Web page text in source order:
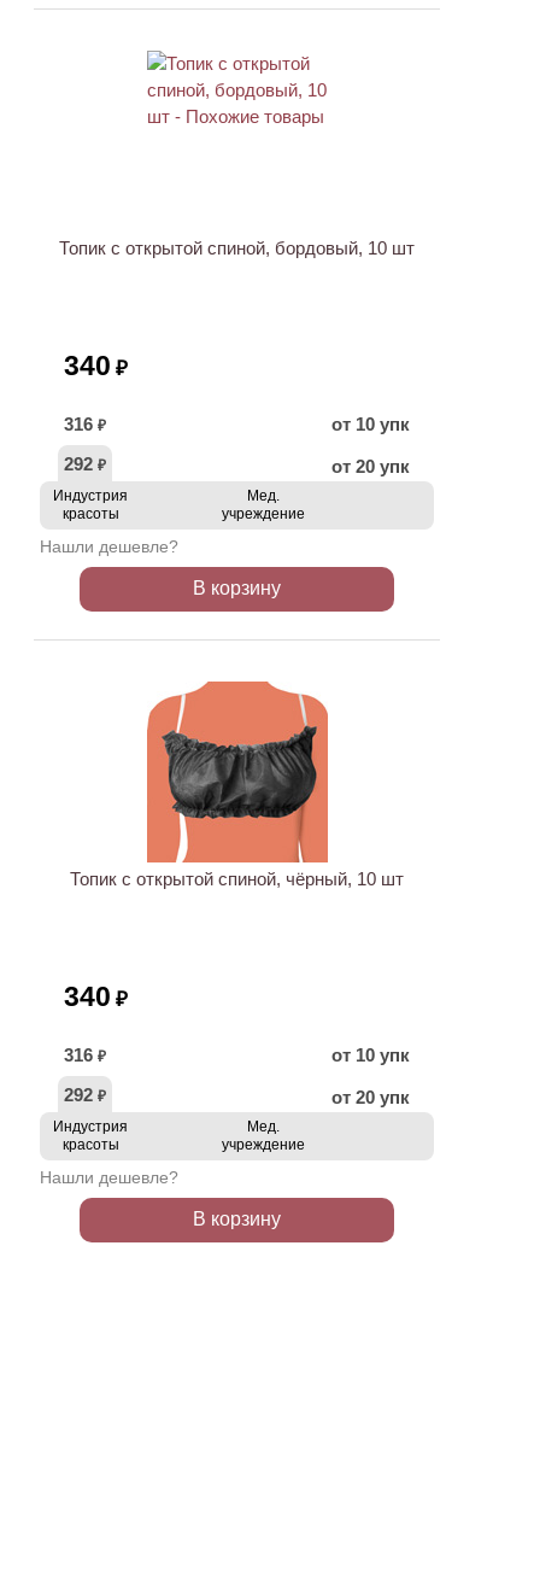
Топик с открытой спиной, бордовый, 10 шт
340 ₽
316 ₽
от 10 упк
292 ₽ от 20 упк
Индустрия
красоты
Мед.
учреждение
Нашли дешевле?
В корзину
Топик с открытой спиной, чёрный, 10 шт
340 ₽
316 ₽
от 10 упк
292 ₽ от 20 упк
Индустрия
красоты
Мед.
учреждение
Нашли дешевле?
В корзину